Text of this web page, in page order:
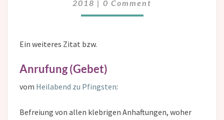
2018 | 0 Comment
Ein weiteres Zitat bzw.
Anrufung (Gebet)
vom Heilabend zu Pfingsten:
Befreiung von allen klebrigen Anhaftungen, woher